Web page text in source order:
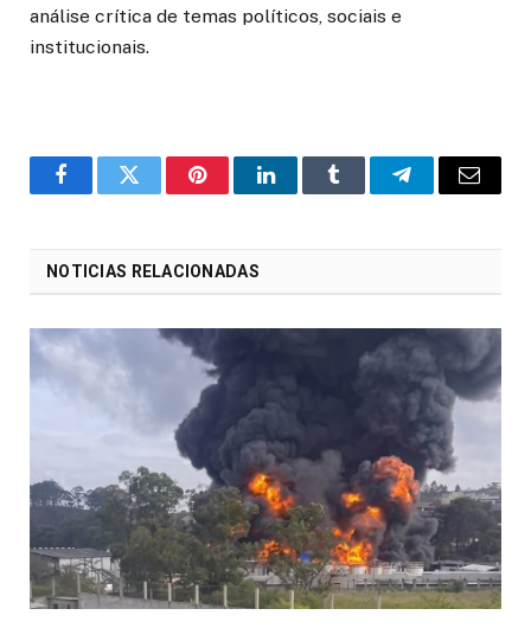
análise crítica de temas políticos, sociais e
institucionais.
o
Twitter PinterestLinkedInTumblr Telegrama
E-
NOTICIAS RELACIONADAS